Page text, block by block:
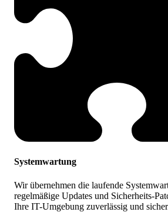
Systemwartung
Wir übernehmen die laufende
regelmäßige Updates und Sicherheits-
Ihre IT-Umgebung zuverlässig und